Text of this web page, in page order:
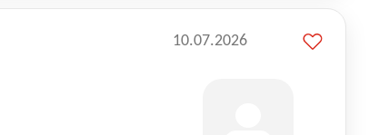
10.07.2026